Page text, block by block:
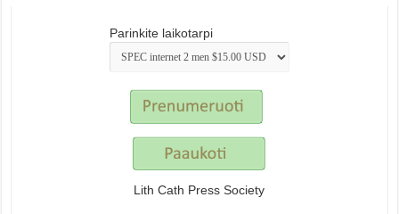
Parinkite laikotarpi
Lith Cath Press Society